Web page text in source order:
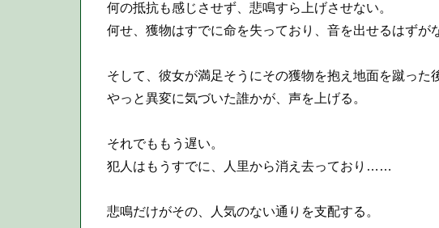
何の抵抗も感じさせず、悲鳴すら上げさせない。
何せ、獲物はすでに命を失っており、音を出せるはず
そして、彼女が満足そうにその獲物を抱え地面を蹴った
やっと異変に気づいた誰かが、声を上げる。
それでももう遅い。
犯人はもうすでに、人里から消え去っており……
悲鳴だけがその、人気のない通りを支配する。